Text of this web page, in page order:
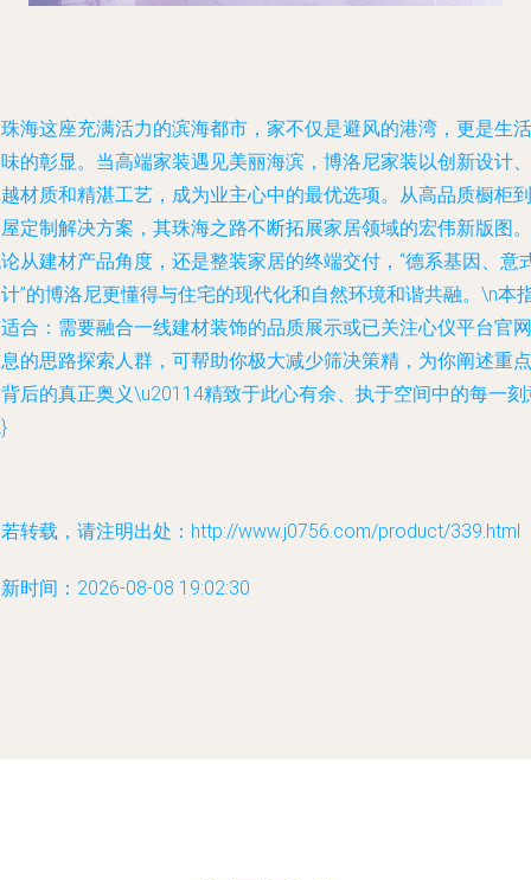
海这座充满活力的滨海都市，家不仅是避风的港湾，更是生活
的彰显。当高端家装遇见美丽海滨，博洛尼家装以创新设计、
材质和精湛工艺，成为业主心中的最优选项。从高品质橱柜到
定制解决方案，其珠海之路不断拓展家居领域的宏伟新版图。
从建材产品角度，还是整装家居的终端交付，“德系基因、意
”的博洛尼更懂得与住宅的现代化和自然环境和谐共融。\n本
合：需要融合一线建材装饰的品质展示或已关注心仪平台官网
的思路探索人群，可帮助你极大减少筛决策精，为你阐述重点
后的真正奥义\u20114精致于此心有余、执于空间中的每一刻
转载，请注明出处：http://www.j0756.com/product/339.html
时间：2026-08-08 19:02:30